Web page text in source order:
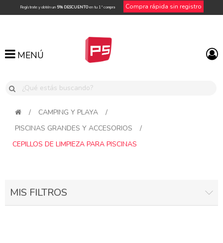
Regístrate y obtén un 5% DESCUENTOen tu 1ª compra Compra rápida sin registro
MENÚ
MENÚ
/ CAMPING Y PLAYA
/
PISCINAS GRANDES Y ACCESORIOS
/
CEPILLOS DE LIMPIEZA PARA PISCINAS
MIS FILTROS